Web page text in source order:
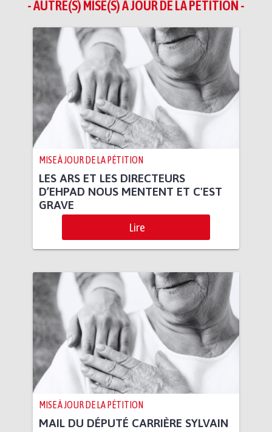
- AUTRE(S) MISE(S) À JOUR DE LA PÉTITION -
MISE À JOUR DE LA PÉTITION
LES ARS ET LES DIRECTEURS
D’EHPAD NOUS MENTENT ET C'EST
GRAVE
Lire
MISE À JOUR DE LA PÉTITION
MAIL DU DÉPUTÉ CARRIÈRE SYLVAIN